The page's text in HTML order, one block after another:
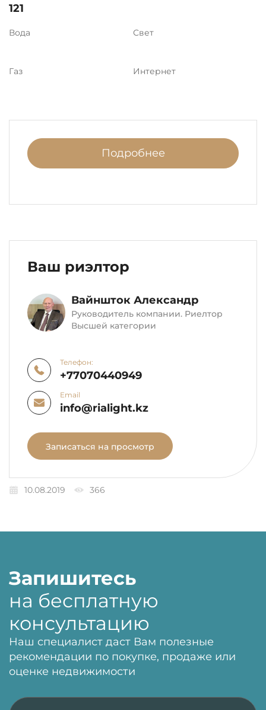
121
Вода Свет
Газ Интернет
Подробнее
Ваш риэлтор
Вайншток Александр
Руководитель компании. Риелтор
Высшей категории
Телефон:
+77070440949
Email
info@rialight.kz
Записаться на просмотр
10.08.2019 366
Запишитесь
на бесплатную
консультацию
Наш специалист даст Вам полезные
рекомендации по покупке, продаже или
оценке недвижимости